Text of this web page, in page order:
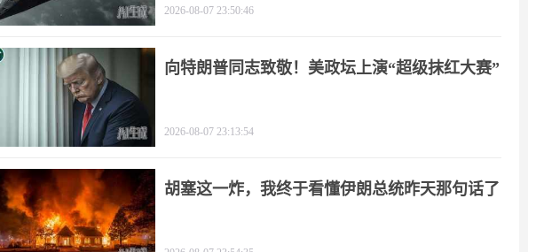
2026-08-07 23:50:46
向特朗普同志致敬！美政坛上演“超级抹红大赛”
2026-08-07 23:13:54
胡塞这一炸，我终于看懂伊朗总统昨天那句话了